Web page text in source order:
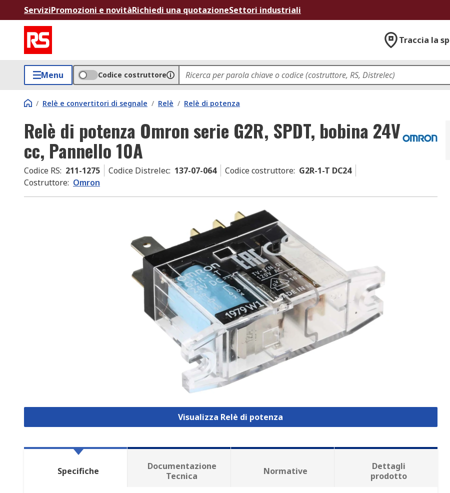
ServiziPromozioni e novitàRichiedi una quotazioneSettori industriali
Traccia la
Menu Codice costruttore
/ Relè e convertitori di segnale / Relè / Relè di potenza
Relè di potenza Omron serie G2R, SPDT, bobina 24V
cc, Pannello 10A
Codice RS: 211-1275 Codice Distrelec: 137-07-064 Codice costruttore: G2R-1-T DC24
Costruttore: Omron
Visualizza Relè di potenza
Specifiche
Documentazione
Tecnica
Normative
Dettagli
prodotto